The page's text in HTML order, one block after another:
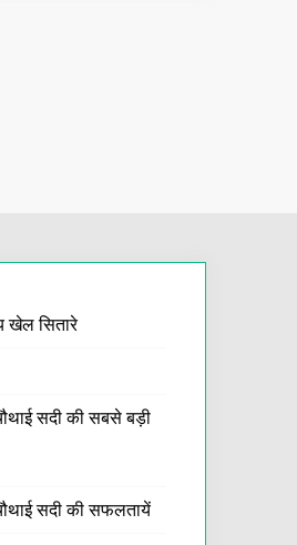
खेल सितारे
सदी की सबसे बड़ी
सदी की सफलतायें